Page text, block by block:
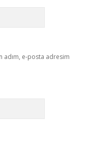
adım, e-posta adresim